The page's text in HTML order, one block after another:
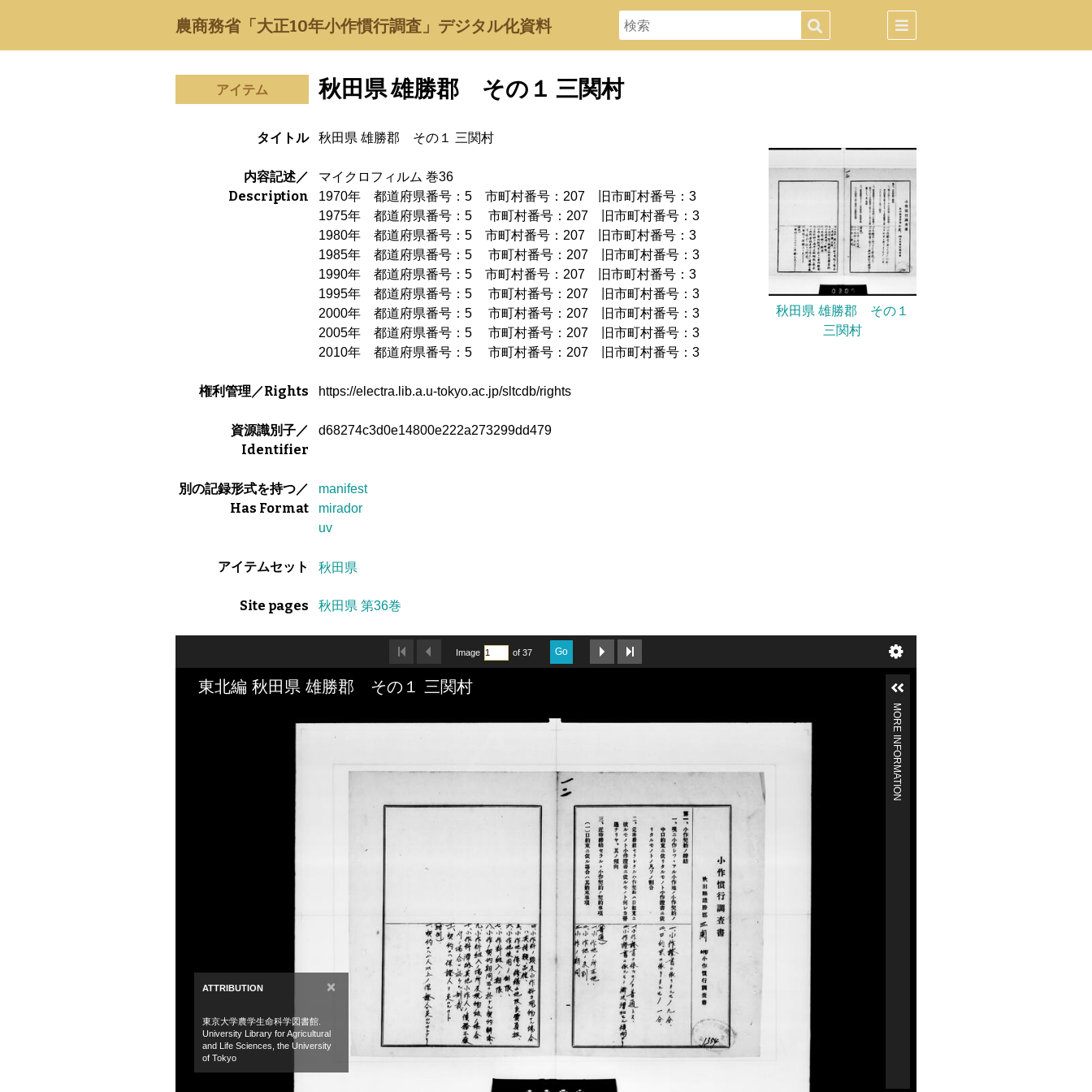
農商務省「大正10年小作慣行調査」デジタル化資料
秋田県 雄勝郡 その１ 三関村
アイテム
タイトル 秋田県 雄勝郡 その１ 三関村
内容記述／
Description
マイクロフィルム 巻36
1970年 都道府県番号：5 市町村番号：207 旧市町村番号：3
1975年 都道府県番号：5 市町村番号：207 旧市町村番号：3
1980年 都道府県番号：5 市町村番号：207 旧市町村番号：3
1985年 都道府県番号：5 市町村番号：207 旧市町村番号：3
1990年 都道府県番号：5 市町村番号：207 旧市町村番号：3
1995年 都道府県番号：5 市町村番号：207 旧市町村番号：3
2000年 都道府県番号：5 市町村番号：207 旧市町村番号：3
2005年 都道府県番号：5 市町村番号：207 旧市町村番号：3
2010年 都道府県番号：5 市町村番号：207 旧市町村番号：3
権利管理／Rights https://electra.lib.a.u-tokyo.ac.jp/sltcdb/rights
資源識別子／
Identifier
d68274c3d0e14800e222a273299dd479
別の記録形式を持つ／
Has Format
manifest
mirador
uv
アイテムセット 秋田県
Site pages 秋田県 第36巻
秋田県 雄勝郡 その１
三関村
Image of 37 Go
東北編 秋田県 雄勝郡 その１ 三関村
ATTRIBUTION ×
東京大学農学生命科学図書館.
University Library for Agricultural
and Life Sciences, the University
of Tokyo
MORE INFORMATION